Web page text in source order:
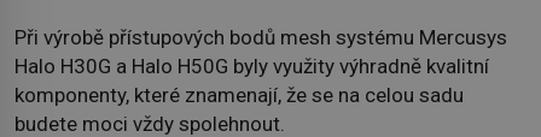
Při výrobě přístupových bodů mesh systému Mercusys
Halo H30G a Halo H50G byly využity výhradně kvalitní
komponenty, které znamenají, že se na celou sadu
budete moci vždy spolehnout.